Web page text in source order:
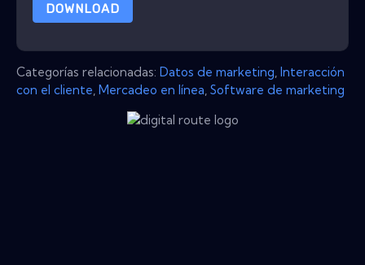
DOWNLOAD
Categorías relacionadas: Datos de marketing Interacción
con el cliente Mercadeo en línea Software de marketing